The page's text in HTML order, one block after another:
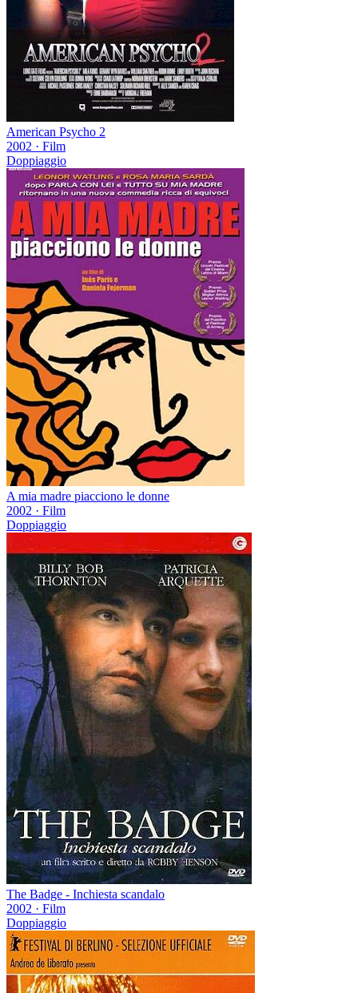
American Psycho 2
2002 · Film
Doppiaggio
A mia madre piacciono le donne
2002 · Film
Doppiaggio
The Badge - Inchiesta scandalo
2002 · Film
Doppiaggio